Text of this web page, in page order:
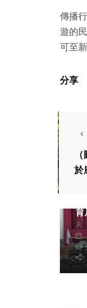
傳播
遊的
可至
分享
於
育
加